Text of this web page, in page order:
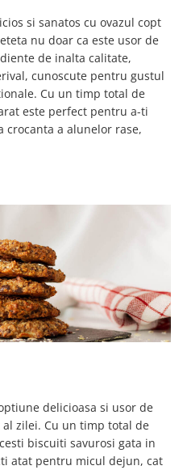
si sanatos cu ovazul copt
nu doar ca este usor de
de inalta calitate,
cunoscute pentru gustul
Cu un timp total de
este perfect pentru a-ti
crocanta a alunelor rase,
delicioasa si usor de
zilei. Cu un timp total de
biscuiti savurosi gata in
atat pentru micul dejun, cat